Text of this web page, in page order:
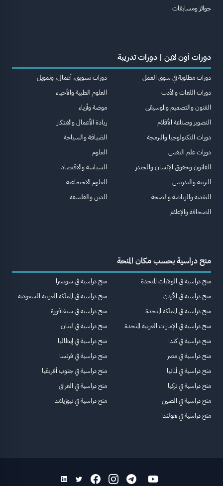
جوائز ومسابقات
دورات أون لاين | دورات تدريبة
دورات مطلوبة في سوق العمل
دورات اللغات والأدب
الفنون والتصميم والموسيقى
التصوير وصناعة الأفلام
دورات التكنولوجيا والبرمجة
دورات علم النفس
القانون وحقوق الإنسان والجندر
التربية والتدريس
التغذية والرياضة والصحة
الصحافة والإعلام
دورات تسويق، أعمال، وتمويل
العلوم الطبية والأحياء
موضة وأزياء
ريادة الأعمال والابتكار
الضيافة والسياحة
العلوم
السياسة والاقتصاد
العلوم الاجتماعية
الدين والفلسفة
منح دراسية بحسب مكان المنحة
منح دراسية في الولايات المتحدة
منح دراسية في الأردن
منح دراسية في المملكة المتحدة
منح دراسية في الإمارات العربية المتحدة
منح دراسية في كندا
منح دراسية في مصر
منح دراسية في ألمانيا
منح دراسية في تركيا
منح دراسية في الصين
منح دراسية في هولندا
منح دراسية في سويسرا
منح دراسية في المملكة العربية السعودية
منح دراسية في سنغافورة
منح دراسية في لبنان
منح دراسية في إيطاليا
منح دراسية في فرنسا
منح دراسية في جنوب أفريقيا
منح دراسية في العراق
منح دراسية في نيوزيلاندا